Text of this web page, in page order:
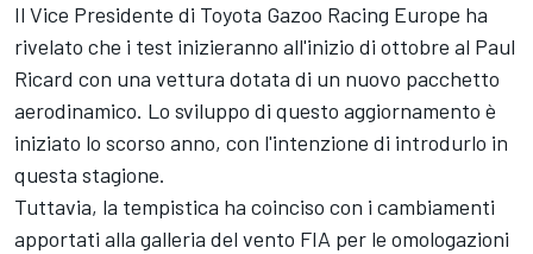
Il Vice Presidente di Toyota Gazoo Racing Europe ha
rivelato che i test inizieranno all'inizio di ottobre al Paul
Ricard con una vettura dotata di un nuovo pacchetto
aerodinamico. Lo sviluppo di questo aggiornamento è
iniziato lo scorso anno, con l'intenzione di introdurlo in
questa stagione.
Tuttavia, la tempistica ha coinciso con i cambiamenti
apportati alla galleria del vento FIA per le omologazioni